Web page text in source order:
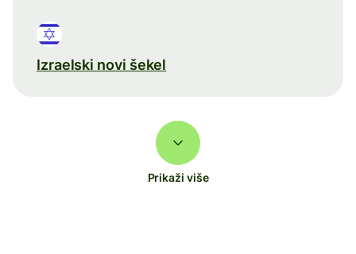
Izraelski novi šekel
Prikaži više